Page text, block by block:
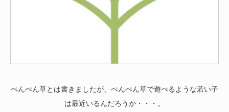
ぺんぺん草とは書きましたが、ぺんぺん草で遊べるような若い子
は最近いるんだろうか・・・。